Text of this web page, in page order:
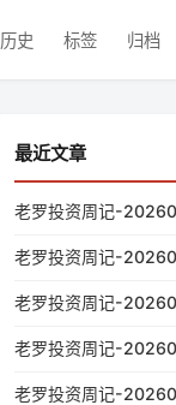
历史 标签 归档
最近文章
老罗投资周记-
老罗投资周记-
老罗投资周记-
老罗投资周记-
老罗投资周记-